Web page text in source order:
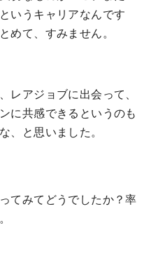
いうキャリアなんです
めて、すみません。
レアジョブに出会って、
に共感できるというのも
、と思いました。
てみてどうでしたか？率